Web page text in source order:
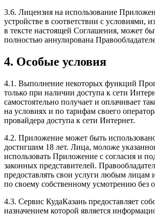
3.6. Лицензия на использование
устройстве в соответствии с условиями,
в тексте настоящей Соглашения, может
полностью аннулирована
4. Особые условия
4.1. Выполнение некоторых функций
только при наличии доступа к сети
самостоятельно получает и оплачивает
на условиях и по тарифам своего
провайдера доступа к сети Интернет.
4.2. Приложение может быть
достигшим 18 лет. Лица, моложе
использовать Приложение с согласия и
законных представителей.
предоставлять свои услуги любым
по своему собственному усмотрению без
4.3. Сервис КудаКазань предоставляет
назначением которой является